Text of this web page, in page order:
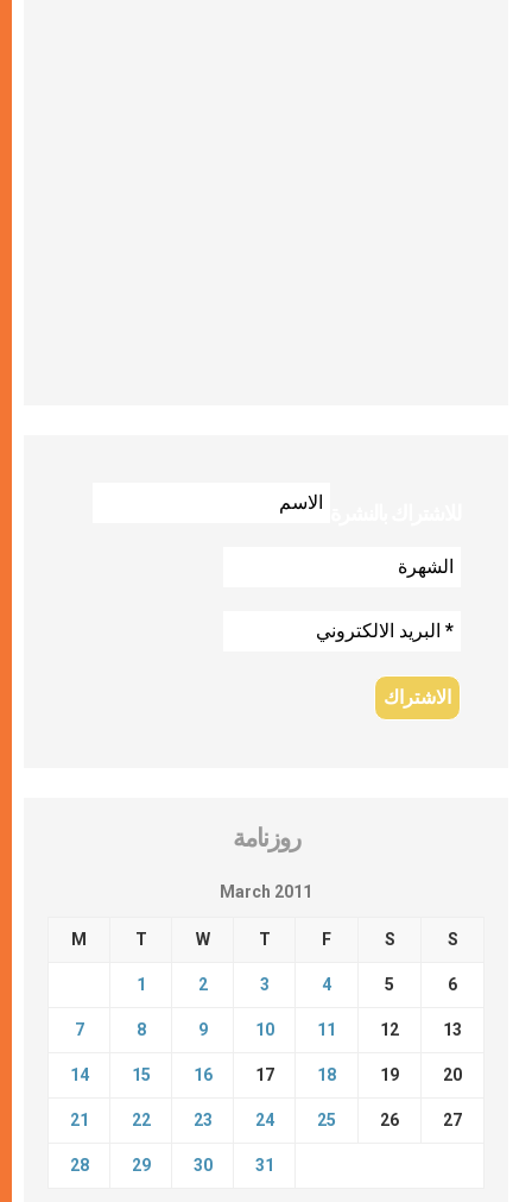
روزنامة
March 2011
M T W T F S S
1 2 3 4 5 6
7 8 9 10 11 12 13
14 15 16 17 18 19 20
21 22 23 24 25 26 27
28 29 30 31